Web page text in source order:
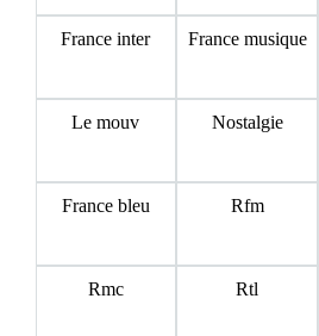
France inter France musique
Le mouv Nostalgie
France bleu Rfm
Rmc Rtl